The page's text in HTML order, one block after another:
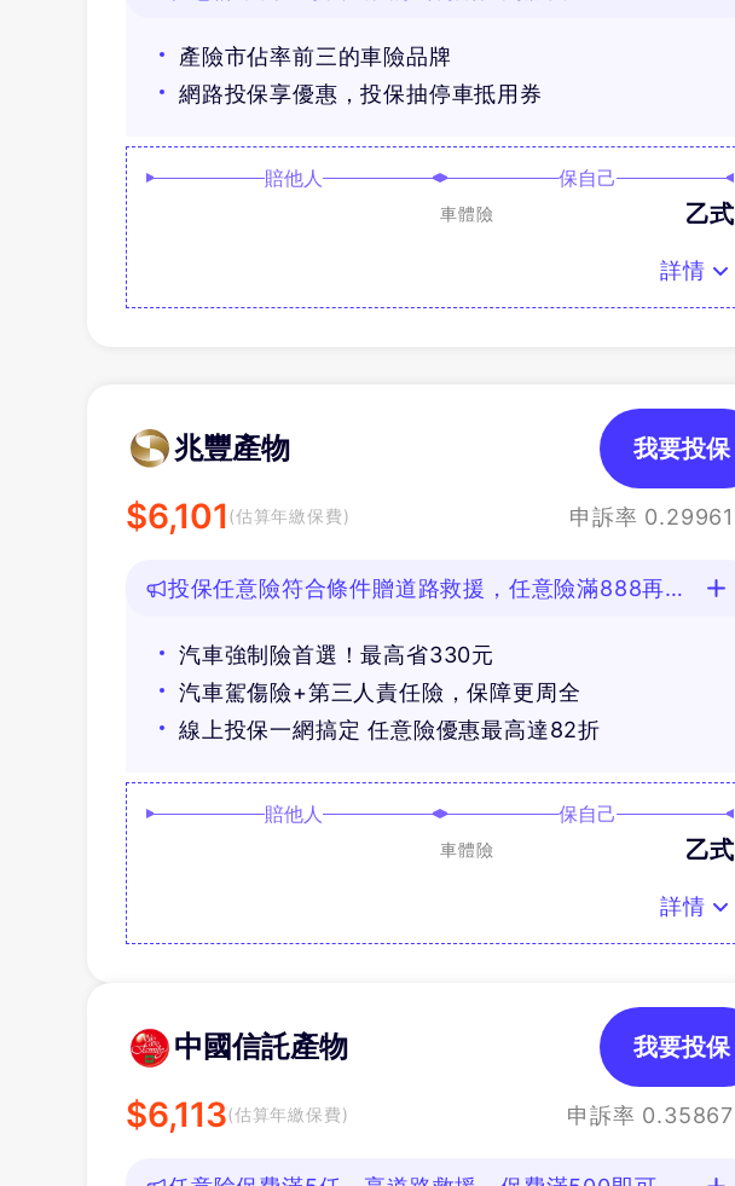
產險市佔率前三的車險品牌
網路投保享優惠，投保抽停車抵用券
賠他人 保自己
車體險 乙式
詳情
兆豐產物
$6,101 (估算年繳保費) 申訴率 0.29961
我要投保
投保任意險符合條件贈道路救援，任意險滿888再抽
汽車強制險首選！最高省330元
汽車駕傷險+第三人責任險，保障更周全
線上投保一網搞定 任意險優惠最高達82折
賠他人 保自己
車體險 乙式
詳情
中國信託產物
$6,113(估算年繳保費) 申訴率 0.35867
我要投保